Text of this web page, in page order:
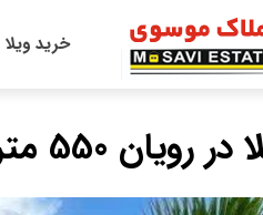
خرید ویلا
فول فرنیش با روف گاردن